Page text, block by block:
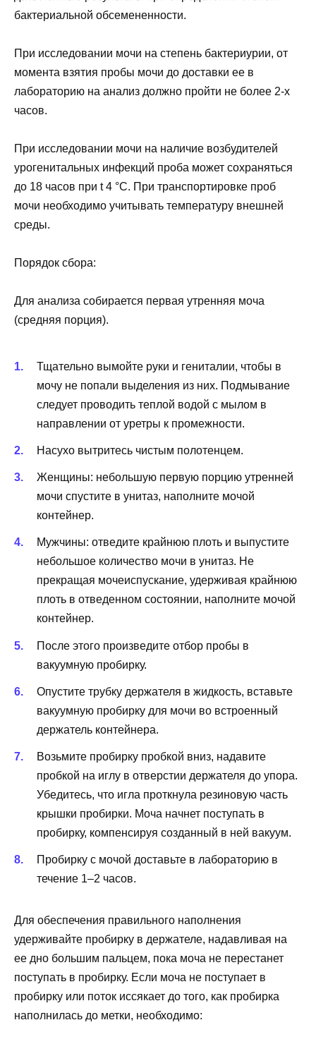
бактериальной обсемененности.
При исследовании мочи на степень бактериурии, от
момента взятия пробы мочи до доставки ее в
лабораторию на анализ должно пройти не более 2-х
часов.
При исследовании мочи на наличие возбудителей
урогенитальных инфекций проба может сохраняться
до 18 часов при t 4 °С. При транспортировке проб
мочи необходимо учитывать температуру внешней
среды.
Порядок сбора:
Для анализа собирается первая утренняя моча
(средняя порция).
Тщательно вымойте руки и гениталии, чтобы в
мочу не попали выделения из них. Подмывание
следует проводить теплой водой с мылом в
направлении от уретры к промежности.
Насухо вытритесь чистым полотенцем.
Женщины: небольшую первую порцию утренней
мочи спустите в унитаз, наполните мочой
контейнер.
Мужчины: отведите крайнюю плоть и выпустите
небольшое количество мочи в унитаз. Не
прекращая мочеиспускание, удерживая крайнюю
плоть в отведенном состоянии, наполните мочой
контейнер.
После этого произведите отбор пробы в
вакуумную пробирку.
Опустите трубку держателя в жидкость, вставьте
вакуумную пробирку для мочи во встроенный
держатель контейнера.
Возьмите пробирку пробкой вниз, надавите
пробкой на иглу в отверстии держателя до упора.
Убедитесь, что игла проткнула резиновую часть
крышки пробирки. Моча начнет поступать в
пробирку, компенсируя созданный в ней вакуум.
Пробирку с мочой доставьте в лабораторию в
течение 1–2 часов.
Для обеспечения правильного наполнения
удерживайте пробирку в держателе, надавливая на
ее дно большим пальцем, пока моча не перестанет
поступать в пробирку. Если моча не поступает в
пробирку или поток иссякает до того, как пробирка
наполнилась до метки, необходимо: